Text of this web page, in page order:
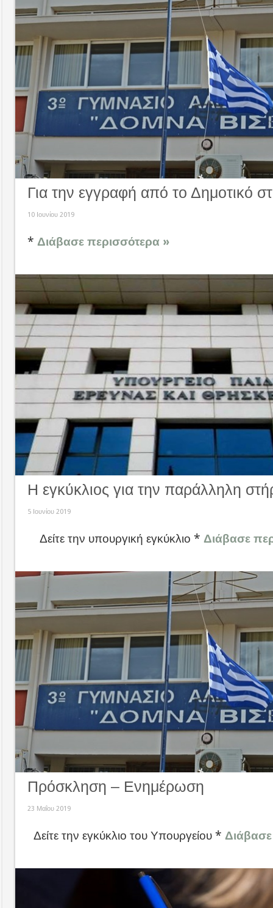
Για την εγγραφή από το Δημοτικό
10 Ιουνίου 2019
* Διάβασε περισσότερα »
Η εγκύκλιος για την παράλληλη
5 Ιουνίου 2019
Δείτε την υπουργική εγκύκλιο * Διάβασε
Πρόσκληση – Ενημέρωση
23 Μαΐου 2019
Δείτε την εγκύκλιο του Υπουργείου *